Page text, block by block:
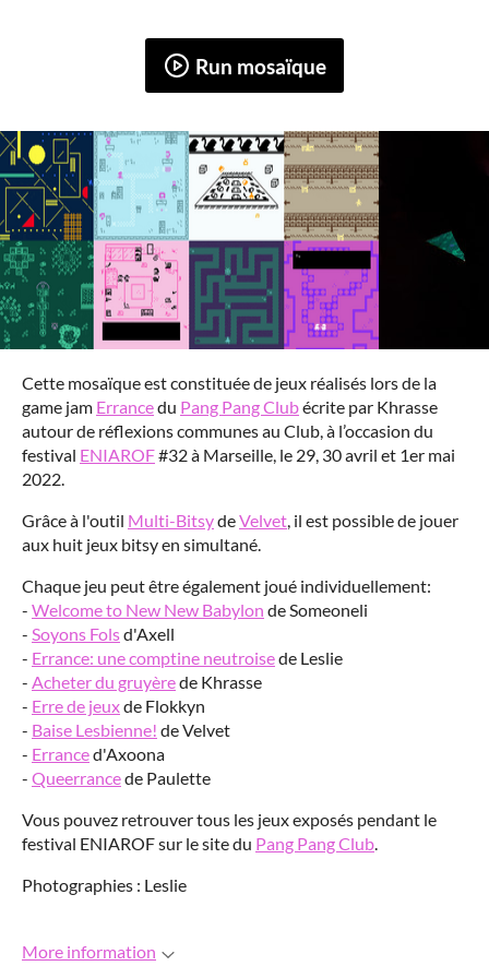
Run mosaïque
Cette mosaïque est constituée de jeux réalisés lors de la
game jam Errancedu Pang Pang Clubécrite par Khrasse
autour de réflexions communes au Club, à l’occasion du
festival ENIAROF#32 à Marseille, le 29, 30 avril et 1er mai
2022.
Grâce à l'outil Multi-BitsydeVelvet, il est possible de jouer
aux huit jeux bitsy en simultané.
Chaque jeu peut être également joué individuellement:
- Welcome to New New Babylon de Someoneli
- Soyons Folsd'Axell
- Errance: une comptine neutroisede Leslie
- Acheter du gruyèrede Khrasse
- Erre de jeuxde Flokkyn
- Baise Lesbienne! de Velvet
- Erranced'Axoona
- Queerrancede Paulette
Vous pouvez retrouver tous les jeux exposés pendant le
festival ENIAROF sur le site du Pang Pang Club.
Photographies : Leslie
More information